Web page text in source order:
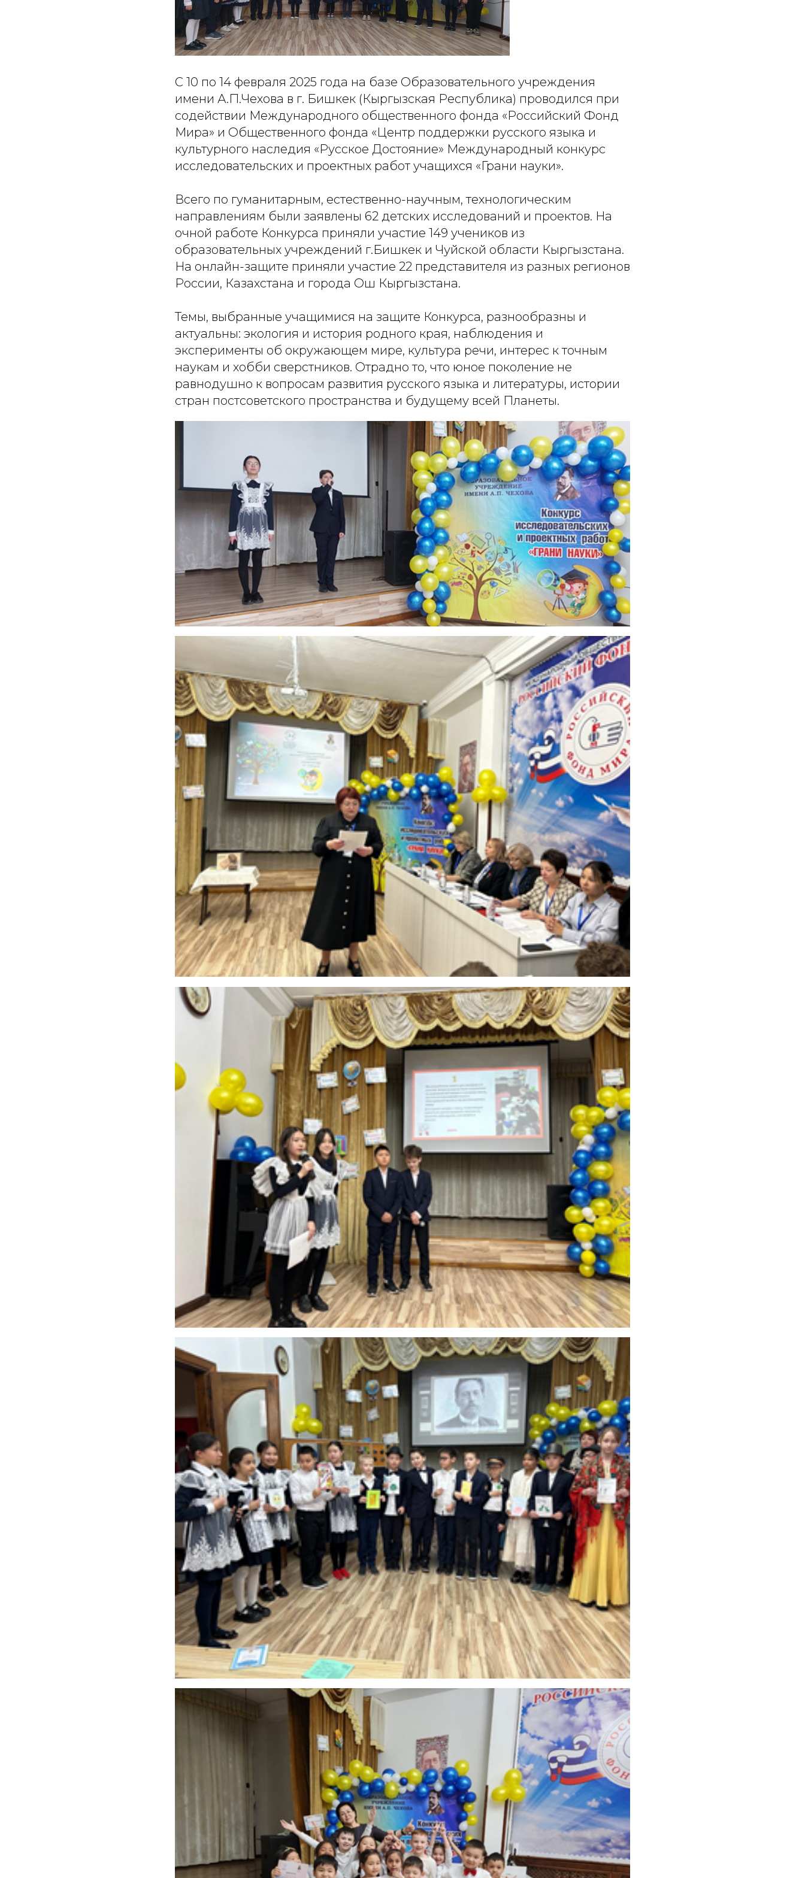
С 10 по 14 февраля 2025 года на базе Образовательного учреждения
имени А.П.Чехова в г. Бишкек (Кыргызская Республика) проводился при
содействии Международного общественного фонда «Российский Фонд
Мира» и Общественного фонда «Центр поддержки русского языка и
культурного наследия «Русское Достояние» Международный конкурс
исследовательских и проектных работ учащихся «Грани науки».
Всего по гуманитарным, естественно-научным, технологическим
направлениям были заявлены 62 детских исследований и проектов. На
очной работе Конкурса приняли участие 149 учеников из
образовательных учреждений г.Бишкек и Чуйской области Кыргызстана.
На онлайн-защите приняли участие 22 представителя из разных регионов
России, Казахстана и города Ош Кыргызстана.
Темы, выбранные учащимися на защите Конкурса, разнообразны и
актуальны: экология и история родного края, наблюдения и
эксперименты об окружающем мире, культура речи, интерес к точным
наукам и хобби сверстников. Отрадно то, что юное поколение не
равнодушно к вопросам развития русского языка и литературы, истории
стран постсоветского пространства и будущему всей Планеты.